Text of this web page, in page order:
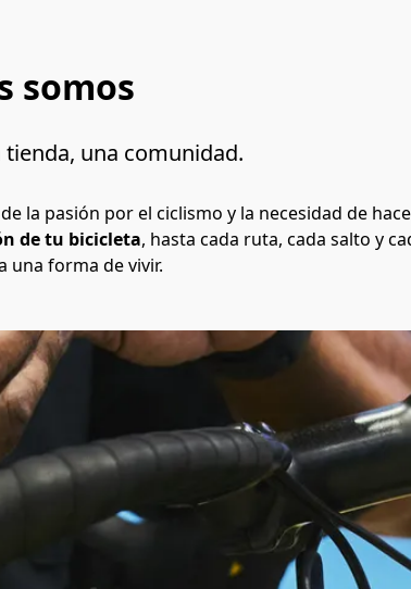
somos
tienda, una comunidad.
la pasión por el ciclismo y la necesidad de
de tu bicicleta, hasta cada ruta, cada salto y
una forma de vivir.